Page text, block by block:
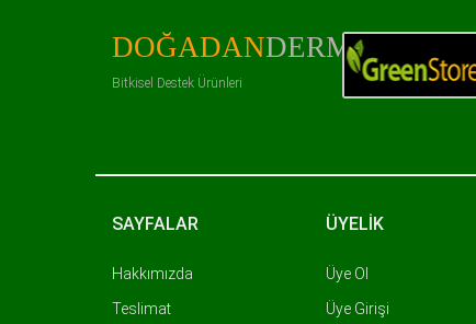
DOĞADANDERMAN
Bitkisel Destek Ürünleri
SAYFALAR
Hakkımızda
Teslimat
ÜYELİK
Üye Ol
Üye Girişi